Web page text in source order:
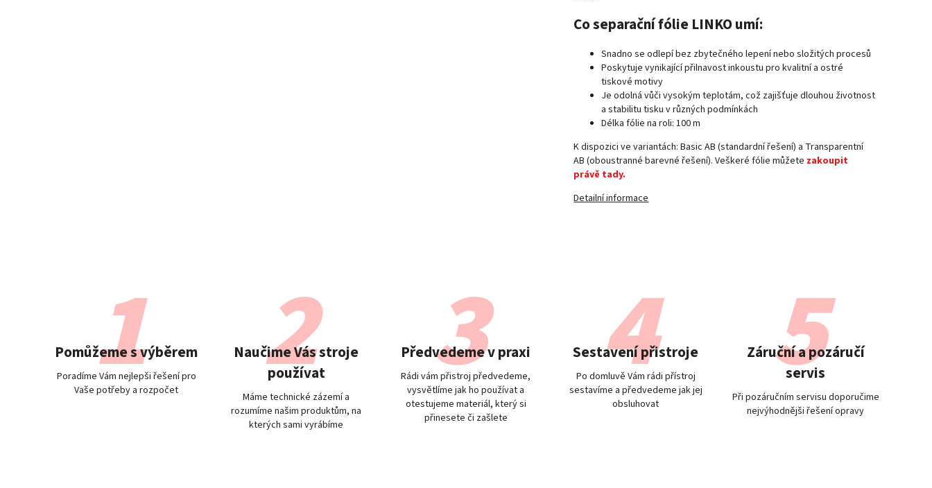
Co separační fólie LINKO umí:
Snadno se odlepí bez zbytečného lepení nebo složitých procesů
Poskytuje vynikající přilnavost inkoustu pro kvalitní a ostré
tiskové motivy
Je odolná vůči vysokým teplotám, což zajišťuje dlouhou životnost
a stabilitu tisku v různých podmínkách
Délka fólie na roli: 100 m
K dispozici ve variantách: Basic AB (standardní řešení) a Transparentní
AB (oboustranné barevné řešení). Veškeré fólie můžete zakoupit
právě tady.
Detailní informace
Pomůžeme s výběrem
Poradíme Vám nejlepši řešení pro
Vaše potřeby a rozpočet
Naučime Vás stroje
používat
Máme technické zázemí a
rozumíme našim produktům, na
kterých sami vyrábíme
Předvedeme v praxi
Rádi vám přistroj předvedeme,
vysvětlíme jak ho používat a
otestujeme materiál, který si
přinesete či zašlete
Sestavení přistroje
Po domluvě Vám rádi přístroj
sestavíme a předvedeme jak jej
obsluhovat
Záruční a pozáručí
servis
Při pozáručním servisu doporučime
nejvýhodnějši řešení opravy